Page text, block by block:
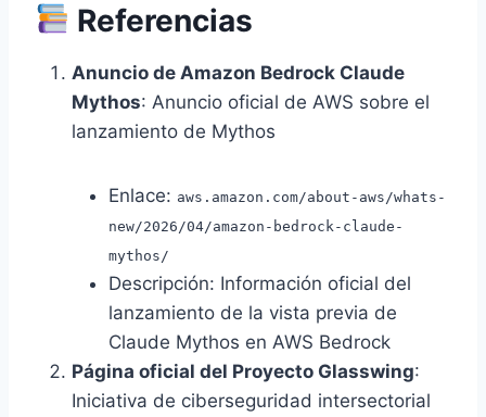
Referencias
Anuncio de Amazon Bedrock Claude
Mythos: Anuncio oficial de AWS sobre el
lanzamiento de Mythos
Enlace: aws.amazon.com/about-aws/whats-
new/2026/04/amazon-bedrock-claude-
mythos/
Descripción: Información oficial del
lanzamiento de la vista previa de
Claude Mythos en AWS Bedrock
Página oficial del Proyecto Glasswing:
Iniciativa de ciberseguridad intersectorial